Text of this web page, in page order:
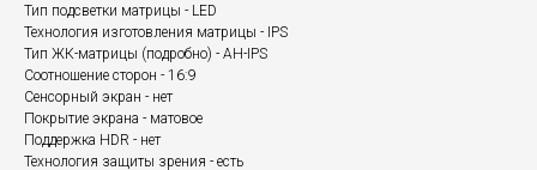
Тип подсветки матрицы - LED
Технология изготовления матрицы - IPS
Тип ЖК-матрицы (подробно) - AH-IPS
Соотношение сторон - 16:9
Сенсорный экран - нет
Покрытие экрана - матовое
Поддержка HDR - нет
Технология защиты зрения - есть